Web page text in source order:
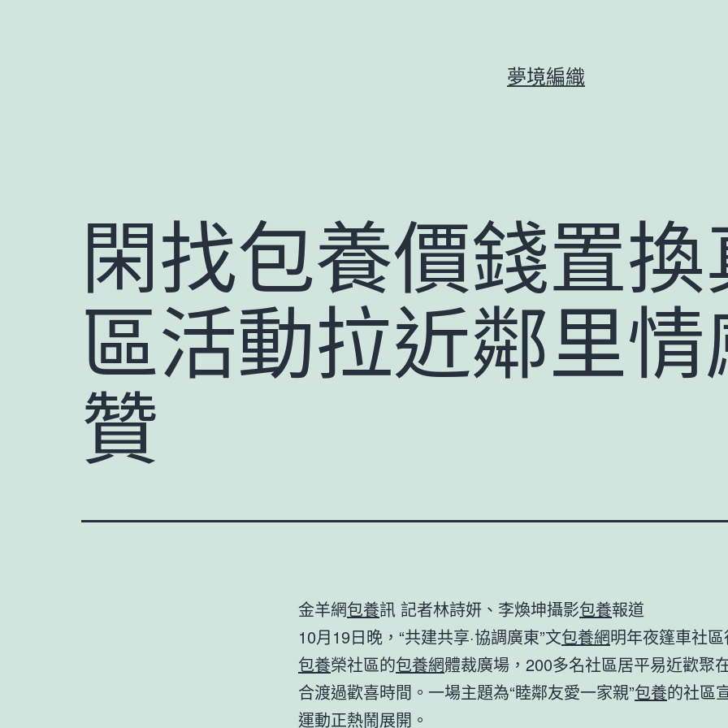
夢境編織
閑找包養價錢置
區活動拉近鄰里
贊
金羊網包養訊 記者林詩妍、李煥坤攝影包養報道
10月19日晚，“共建共享·協調廣東”文包養網明年夜篷車社
包養榮社區的包養網體裁廣場，200多名社區居平易近歡聚
合渡過歡喜時間。一場主題為“睦鄰友愛一家親”包養的社區
運動正熱鬧展開。